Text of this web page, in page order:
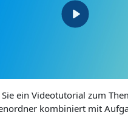
ein Videotutorial zum
kombiniert mit